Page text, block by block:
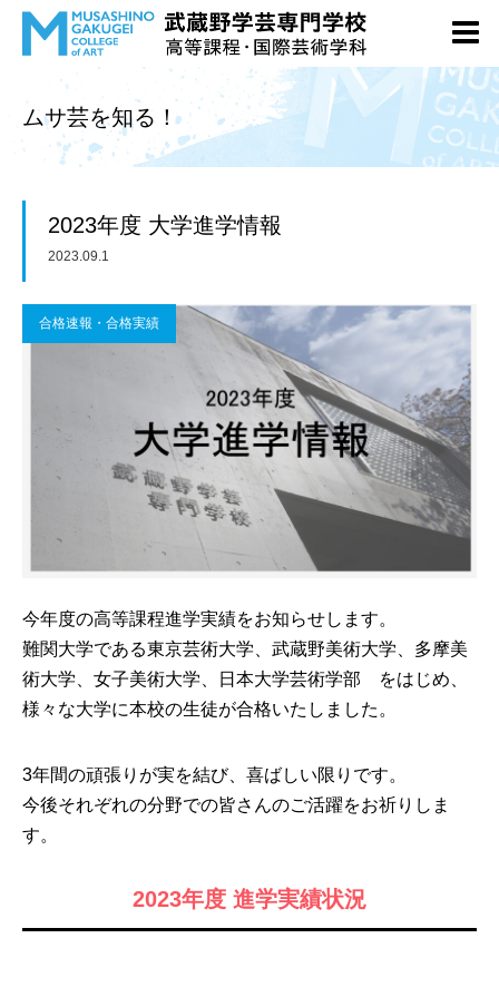
ムサ芸を知る！
2023年度 大学進学情報
2023.09.1
合格速報・合格実績
今年度の高等課程進学実績をお知らせします。
難関大学である東京芸術大学、武蔵野美術大学、多摩美
術大学、女子美術大学、日本大学芸術学部 をはじめ、
様々な大学に本校の生徒が合格いたしました。
3年間の頑張りが実を結び、喜ばしい限りです。
今後それぞれの分野での皆さんのご活躍をお祈りしま
す。
2023年度 進学実績状況